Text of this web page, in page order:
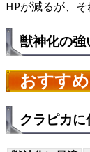
HPが減るが、そ
獣神化の強
おすす
クラピカ